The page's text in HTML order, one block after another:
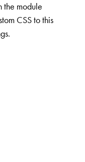
the module
CSS to this